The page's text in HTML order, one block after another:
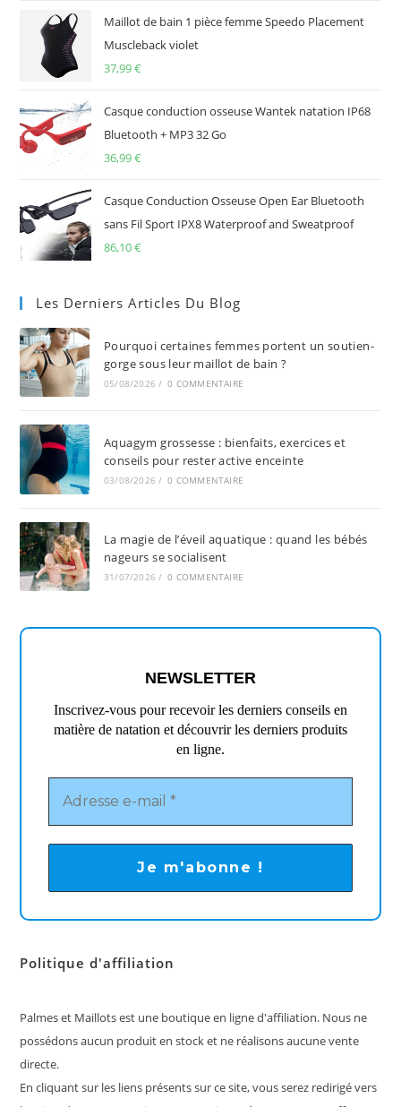
Maillot de bain 1 pièce femme Speedo Placement
Muscleback violet
37,99€
Casque conduction osseuse Wantek natation IP68
Bluetooth + MP3 32 Go
36,99€
Casque Conduction Osseuse Open Ear Bluetooth
sans Fil Sport IPX8 Waterproof and Sweatproof
86,10€
Les Derniers Articles Du Blog
Pourquoi certaines femmes portent un soutien-
gorge sous leur maillot de bain ?
05/08/2026 / 0 COMMENTAIRE
Aquagym grossesse : bienfaits, exercices et
conseils pour rester active enceinte
03/08/2026 / 0 COMMENTAIRE
La magie de l’éveil aquatique : quand les bébés
nageurs se socialisent
31/07/2026 / 0 COMMENTAIRE
NEWSLETTER
Inscrivez-vous pour recevoir les derniers conseils en
matière de natation et découvrir les derniers produits
en ligne.
Politique d'affiliation
Palmes et Maillots est une boutique en ligne d'affiliation. Nous ne
possédons aucun produit en stock et ne réalisons aucune vente
directe.
En cliquant sur les liens présents sur ce site, vous serez redirigé vers